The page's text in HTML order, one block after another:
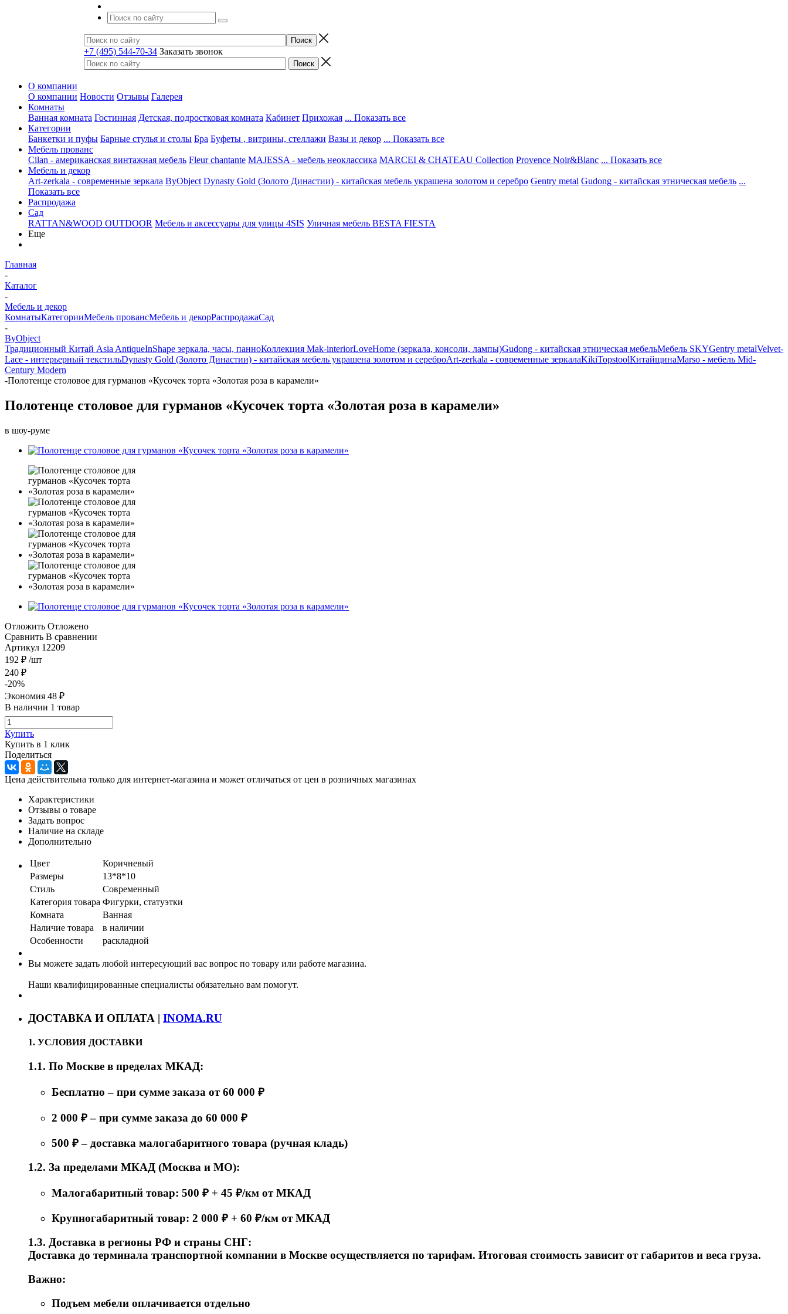
+7 (495) 544-70-34 Заказать звонок
О компании
О компании Новости Отзывы Галерея
Комнаты
Ванная комната Гостинная Детская, подростковая комната Кабинет Прихожая ... Показать все
Категории
Банкетки и пуфы Барные стулья и столы Бра Буфеты , витрины, стеллажи Вазы и декор ... Показать все
Мебель прованс
Cilan - американская винтажная мебель Fleur chantante MAJESSA - мебель неоклассика MARCEI & CHATEAU Collection Provence Noir&Blanc ... Показать все
Мебель и декор
Art-zerkala - современные зеркала ByObject Dynasty Gold (Золото Династии) - китайская мебель украшена золотом и серебро Gentry metal Gudong - китайская этническая мебель ...
Показать все
Распродажа
Сад
RATTAN&WOOD OUTDOOR Мебель и аксессуары для улицы 4SIS Уличная мебель BESTA FIESTA
Еще
Главная
-
Каталог
-
Мебель и декор
КомнатыКатегорииМебель провансМебель и декорРаспродажаСад
-
ByObject
Традиционный Китай Asia AntiqueInShape зеркала, часы, панноКоллекция Mak-interiorLoveHome (зеркала, консоли, лампы)Gudong - китайская этническая мебельМебель SKYGentry metalVelvet-
Lace - интерьерный текстильDynasty Gold (Золото Династии) - китайская мебель украшена золотом и сереброArt-zerkala - современные зеркалаKikiTopstoolКитайщинаMarso - мебель Mid-
Century Modern
-Полотенце столовое для гурманов «Кусочек торта «Золотая роза в карамели»
Полотенце столовое для гурманов «Кусочек торта «Золотая роза в карамели»
в шоу-руме
Отложить Отложено
Сравнить В сравнении
Артикул 12209
192 ₽ /шт
240 ₽
-20%
Экономия 48 ₽
В наличии 1 товар
Купить
Купить в 1 клик
Поделиться
Цена действительна только для интернет-магазина и может отличаться от цен в розничных магазинах
Характеристики
Отзывы о товаре
Задать вопрос
Наличие на складе
Дополнительно
Цвет
Коричневый
Размеры
13*8*10
Стиль
Современный
Категория товара Фигурки, статуэтки
Комната
Ванная
Наличие товара
в наличии
Особенности
раскладной
Вы можете задать любой интересующий вас вопрос по товару или работе магазина.
Наши квалифицированные специалисты обязательно вам помогут.
ДОСТАВКА И ОПЛАТА | INOMA.RU
1. УСЛОВИЯ ДОСТАВКИ
1.1. По Москве в пределах МКАД:
Бесплатно – при сумме заказа от 60 000 ₽
2 000 ₽ – при сумме заказа до 60 000 ₽
500 ₽ – доставка малогабаритного товара (ручная кладь)
1.2. За пределами МКАД (Москва и МО):
Малогабаритный товар: 500 ₽ + 45 ₽/км от МКАД
Крупногабаритный товар: 2 000 ₽ + 60 ₽/км от МКАД
1.3. Доставка в регионы РФ и страны СНГ:
Доставка до терминала транспортной компании в Москве осуществляется по тарифам. Итоговая стоимость зависит от габаритов и веса груза.
Важно:
Подъем мебели оплачивается отдельно